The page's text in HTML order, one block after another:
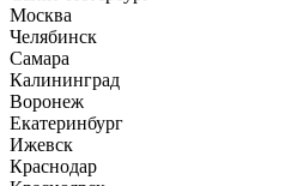
Москва
Челябинск
Самара
Калининград
Воронеж
Екатеринбург
Ижевск
Краснодар